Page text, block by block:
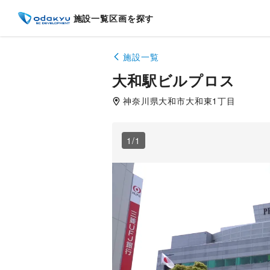
施設一覧区画を探す
施設一覧
大和駅ビルプロス
神奈川県大和市大和東1丁目
1 /1